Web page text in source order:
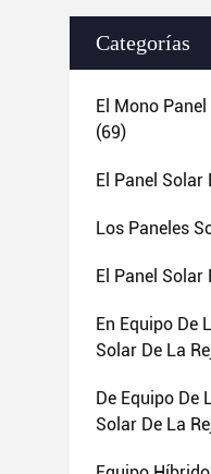
Categorías
El Mono Panel
(69)
El Panel Solar
Los Paneles
El Panel Solar
En Equipo De
Solar De La
De Equipo De
Solar De La